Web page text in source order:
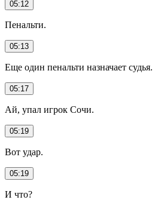
05:12
Пенальти.
05:13
Еще один пенальти назначает судья.
05:17
Ай, упал игрок Сочи.
05:19
Вот удар.
05:19
И что?